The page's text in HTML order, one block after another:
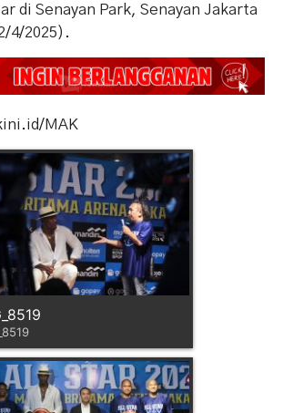
di Senayan Park, Senayan Jakarta
4/2025).
MAK